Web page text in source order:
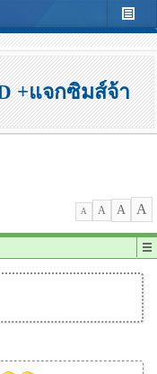
+แจกซิมส์จ้า
A A A A